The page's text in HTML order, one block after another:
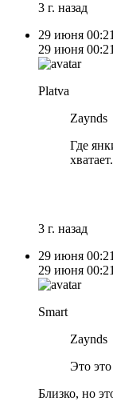
3 г. назад
29 июня 00:21
29 июня 00:21
Platva
Zaynds
Где
хватает.
3 г. назад
29 июня 00:21
29 июня 00:21
Smart
Zaynds
Это
Близко, но